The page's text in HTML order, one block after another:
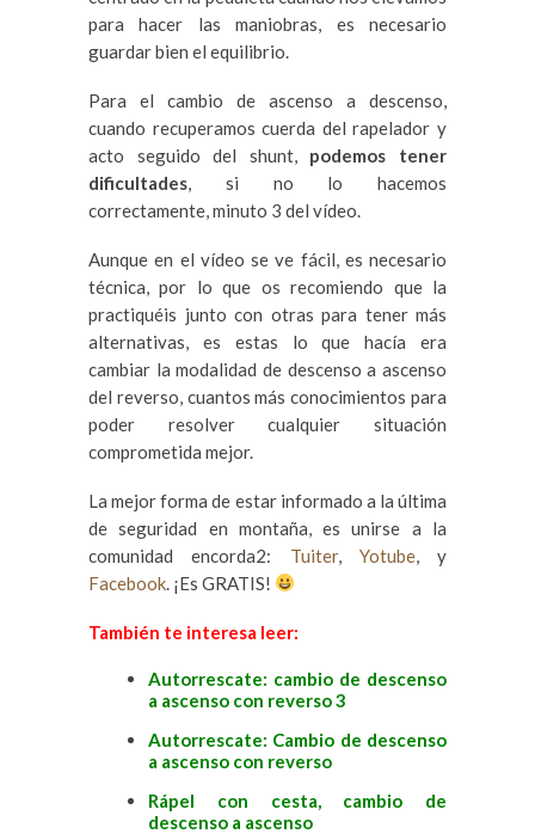
para hacer las maniobras, es necesario
guardar bien el equilibrio.
Para el cambio de ascenso a descenso,
cuando recuperamos cuerda del rapelador y
acto seguido del shunt, podemos tener
dificultades, si no lo hacemos
correctamente, minuto 3 del vídeo.
Aunque en el vídeo se ve fácil, es necesario
técnica, por lo que os recomiendo que la
practiquéis junto con otras para tener más
alternativas, es estas lo que hacía era
cambiar la modalidad de descenso a ascenso
del reverso, cuantos más conocimientos para
poder resolver cualquier situación
comprometida mejor.
La mejor forma de estar informado a la última
de seguridad en montaña, es unirse a la
comunidad encorda2: Tuiter, Yotube, y
Facebook. ¡Es GRATIS!
También te interesa leer:
Autorrescate: cambio de descenso
a ascenso con reverso 3
Autorrescate: Cambio de descenso
a ascenso con reverso
Rápel con cesta, cambio de
descenso a ascenso